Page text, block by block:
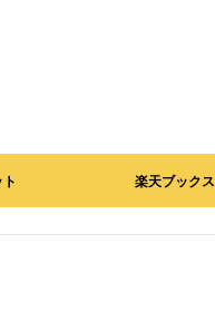
楽天ブックス